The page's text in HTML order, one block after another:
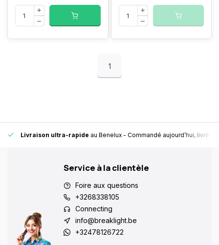
1
Livraison ultra-rapide au Benelux - Commandé aujourd’hui, livré
Service à la clientèle
Foire aux questions
+3268338105
Connecting
info@breaklight.be
+32478126722